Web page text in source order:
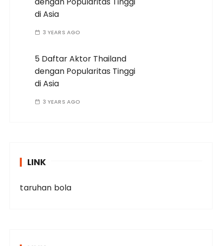
di Asia
3 YEARS AGO
5 Daftar Aktor Thailand
dengan Popularitas Tinggi
di Asia
3 YEARS AGO
LINK
taruhan bola